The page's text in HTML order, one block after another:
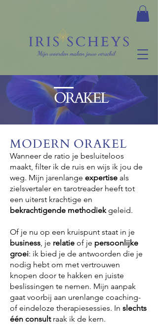
ORAKEL
MODERN ORAKEL
Wanneer de ratio je besluiteloos
maakt, filter ik de ruis en wijs ik jou de
weg. Mijn jarenlange expertise als
zielsvertaler en tarotreader heeft tot
een uiterst krachtige en
bekrachtigende methodiek geleid.
Of je nu op een kruispunt staat in je
business, je relatie of je persoonlijke
groei: ik bied je de antwoorden die je
nodig hebt om met vertrouwen
knopen door te hakken en juiste
beslissingen te nemen. Mijn aanpak
gaat voorbij aan urenlange coaching-
of eindeloze therapiesessies. In slechts
één consultraak ik de kern.